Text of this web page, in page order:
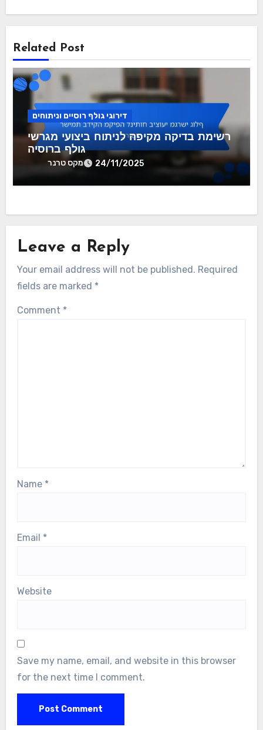
Related Post
דירוגי גולף רוסיים וניתוחים
רשימת בדיקה מקיפה לניתוח ביצועי מגרשי
גולף ברוסיה
מקס טרנר 24/11/2025
Leave a Reply
Your email address will not be published. Required
fields are marked *
Comment *
Name *
Email *
Website
Save my name, email, and website in this browser
for the next time I comment.